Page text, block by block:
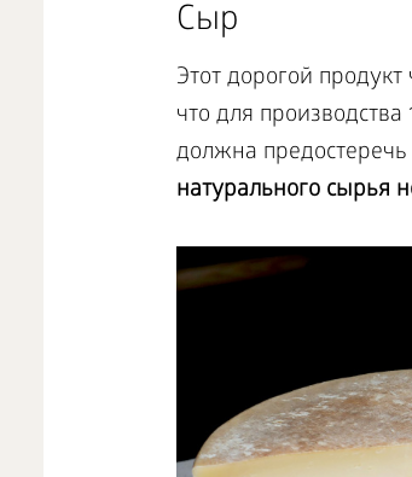
Сыр
Этот дорогой
что для
должна
натурального сырья